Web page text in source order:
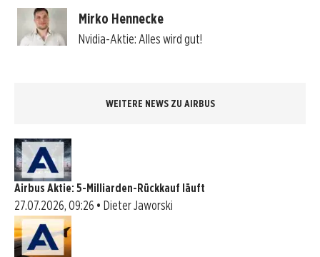
Mirko Hennecke
Nvidia-Aktie: Alles wird gut!
WEITERE NEWS ZU AIRBUS
Airbus Aktie: 5-Milliarden-Rückkauf läuft
27.07.2026, 09:26 • Dieter Jaworski